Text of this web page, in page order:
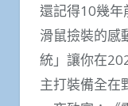
還記得10幾年
滑鼠撿裝的感
統」讓你在
主打裝備全在